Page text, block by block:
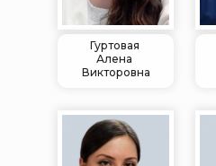
Гуртовая
Алена
Викторовна